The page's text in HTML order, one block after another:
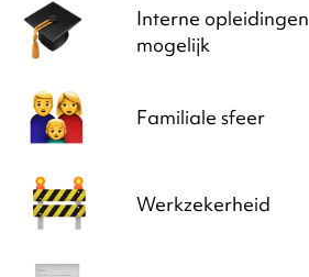
Interne opleidingen
mogelijk
Familiale sfeer
Werkzekerheid